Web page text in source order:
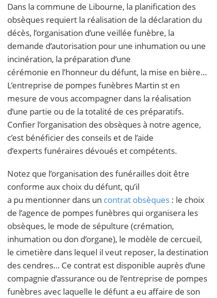
Dans la commune de Libourne, la planification des
obsèques requiert la réalisation de la déclaration du
décès, l’organisation d’une veillée funèbre, la
demande d’autorisation pour une inhumation ou une
incinération, la préparation d’une
cérémonie en l’honneur du défunt, la mise en bière…
L’entreprise de pompes funèbres Martin st en
mesure de vous accompagner dans la réalisation
d’une partie ou de la totalité de ces préparatifs.
Confier l’organisation des obsèques à notre agence,
c’est bénéficier des conseils et de l’aide
d’experts funéraires dévoués et compétents.
Notez que l’organisation des funérailles doit être
conforme aux choix du défunt, qu’il
a pu mentionner dans un contrat obsèques : le choix
de l’agence de pompes funèbres qui organisera les
obsèques, le mode de sépulture (crémation,
inhumation ou don d’organe), le modèle de cercueil,
le cimetière dans lequel il veut reposer, la destination
des cendres… Ce contrat est disponible auprès d’une
compagnie d’assurance ou de l’entreprise de pompes
funèbres avec laquelle le défunt a eu affaire de son